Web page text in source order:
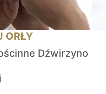
ORŁY
Dźwirzyno